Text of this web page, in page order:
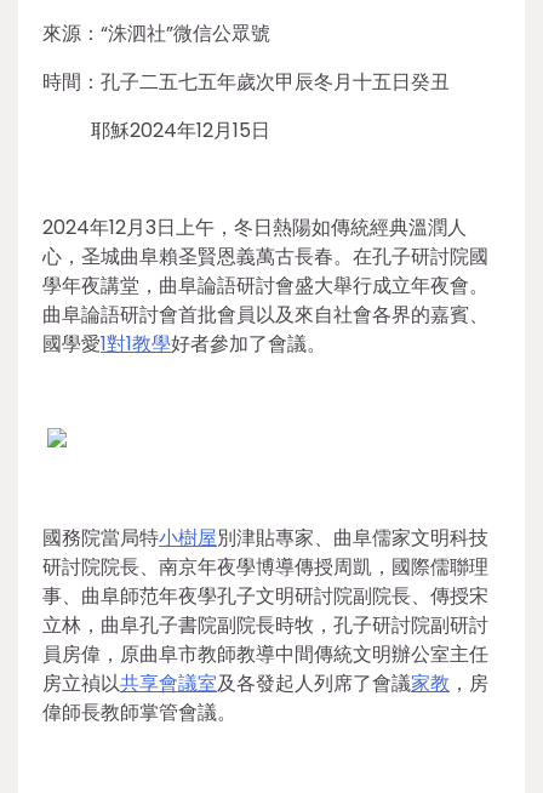
來源：“洙泗社”微信公眾號
時間：孔子二五七五年歲次甲辰冬月十五日癸丑
耶穌2024年12月15日
2024年12月3日上午，冬日熱陽如傳統經典溫潤人
心，圣城曲阜賴圣賢恩義萬古長春。在孔子研討院國
學年夜講堂，曲阜論語研討會盛大舉行成立年夜會。
曲阜論語研討會首批會員以及來自社會各界的嘉賓、
國學愛1對1教學好者參加了會議。
國務院當局特小樹屋別津貼專家、曲阜儒家文明科技
研討院院長、南京年夜學博導傳授周凱，國際儒聯理
事、曲阜師范年夜學孔子文明研討院副院長、傳授宋
立林，曲阜孔子書院副院長時牧，孔子研討院副研討
員房偉，原曲阜市教師教導中間傳統文明辦公室主任
房立禎以共享會議室及各發起人列席了會議家教 ，房
偉師長教師掌管會議。